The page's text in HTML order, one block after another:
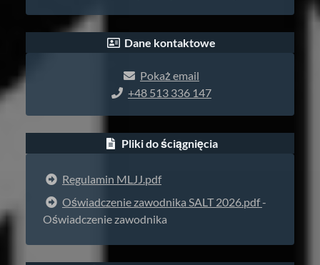
Dane kontaktowe
Pokaż email
+48 513 336 147
Pliki do ściągnięcia
Regulamin MLJJ.pdf
Oświadczenie zawodnika SALT 2026.pdf-
Oświadczenie zawodnika